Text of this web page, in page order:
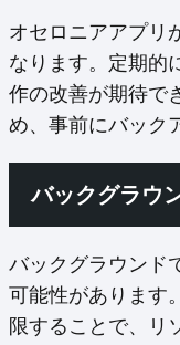
オセロニアアプリ
なります。定期的
作の改善が期待で
め、事前にバック
バックグラウ
バックグラウンド
可能性があります
限することで、リ